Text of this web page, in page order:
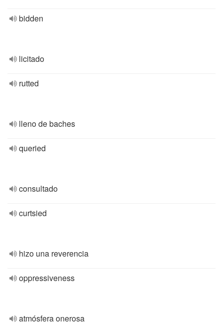
bidden
licitado
rutted
lleno de baches
queried
consultado
curtsied
hizo una reverencia
oppressiveness
atmósfera onerosa